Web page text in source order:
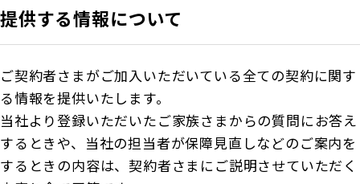
提供する情報について
ご契約者さまがご加入いただいている全ての契約に関す
る情報を提供いたします。
当社より登録いただいたご家族さまからの質問にお答え
するときや、当社の担当者が保障見直しなどのご案内を
するときの内容は、契約者さまにご説明させていただく